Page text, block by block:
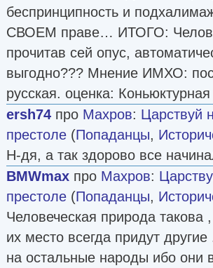
беспринципность и
СВОЕМ праве… ИТОГО:
прочитав сей опус,
выгодно??? Мнение ИМХО:
русская. оценка:
ersh74 про Махров: Царствуй
престоле (Попаданцы,
Н-дя, а так здорово все
BMWmax про Махров:
престоле (Попаданцы,
Человеческая природа такова
их место всегда придут
на остальные народы ибо они